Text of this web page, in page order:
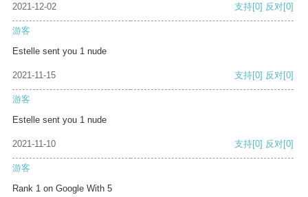
2021-12-02 支持[0] 反对[0]
游客
Estelle sent you 1 nude
2021-11-15 支持[0] 反对[0]
游客
Estelle sent you 1 nude
2021-11-10 支持[0] 反对[0]
游客
Rank 1 on Google With 5